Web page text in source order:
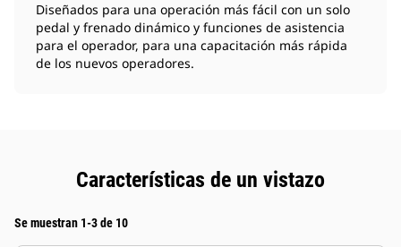
Diseñados para una operación más fácil con un solo
pedal y frenado dinámico y funciones de asistencia
para el operador, para una capacitación más rápida
de los nuevos operadores.
Características de un vistazo
Se muestran 1-3 de 10